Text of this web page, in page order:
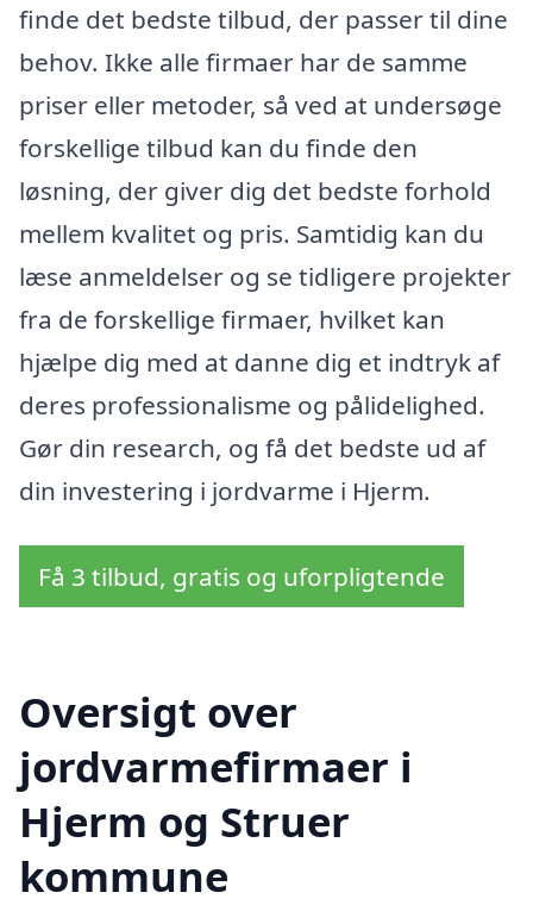
finde det bedste tilbud, der passer til dine
behov. Ikke alle firmaer har de samme
priser eller metoder, så ved at undersøge
forskellige tilbud kan du finde den
løsning, der giver dig det bedste forhold
mellem kvalitet og pris. Samtidig kan du
læse anmeldelser og se tidligere projekter
fra de forskellige firmaer, hvilket kan
hjælpe dig med at danne dig et indtryk af
deres professionalisme og pålidelighed.
Gør din research, og få det bedste ud af
din investering i jordvarme i Hjerm.
Få 3 tilbud, gratis og uforpligtende
Oversigt over
jordvarmefirmaer i
Hjerm og Struer
kommune